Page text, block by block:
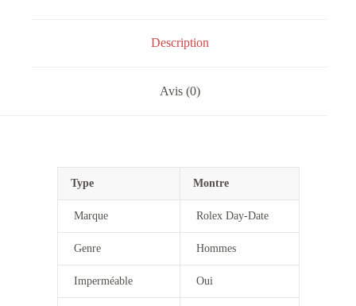
Description
Avis (0)
Type Montre
Marque Rolex Day-Date
Genre Hommes
Imperméable Oui